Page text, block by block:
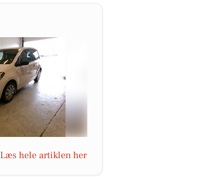
Læs hele artiklen her